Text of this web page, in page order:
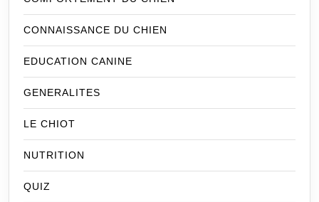
CONNAISSANCE DU CHIEN
EDUCATION CANINE
GENERALITES
LE CHIOT
NUTRITION
QUIZ